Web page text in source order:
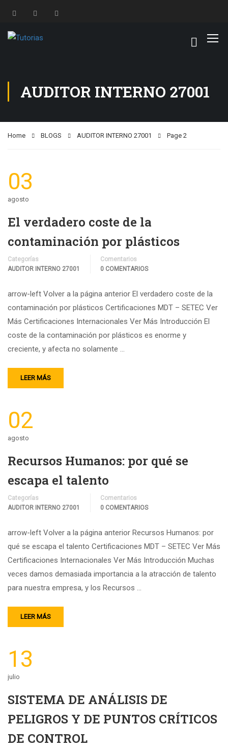
AUDITOR INTERNO 27001
Home BLOGS AUDITOR INTERNO 27001 Page 2
03
agosto
El verdadero coste de la
contaminación por plásticos
Categorías
AUDITOR INTERNO 27001
Comentarios
0 COMENTARIOS
arrow-left Volver a la página anterior El verdadero coste de la
contaminación por plásticos Certificaciones MDT – SETEC Ver
Más Certificaciones Internacionales Ver Más Introducción El
coste de la contaminación por plásticos es enorme y
creciente, y afecta no solamente …
LEER MÁS
02
agosto
Recursos Humanos: por qué se
escapa el talento
Categorías
AUDITOR INTERNO 27001
Comentarios
0 COMENTARIOS
arrow-left Volver a la página anterior Recursos Humanos: por
qué se escapa el talento Certificaciones MDT – SETEC Ver Más
Certificaciones Internacionales Ver Más Introducción Muchas
veces damos demasiada importancia a la atracción de talento
para nuestra empresa, y los Recursos …
LEER MÁS
13
julio
SISTEMA DE ANÁLISIS DE
PELIGROS Y DE PUNTOS CRÍTICOS
DE CONTROL